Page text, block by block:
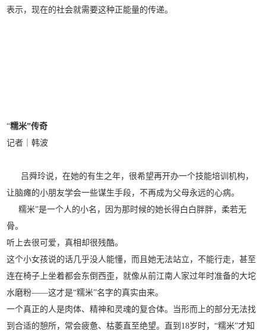
表示，现在的社会就需要这种正能量的传递。
“糯米”传奇
记者｜韩波
吕舜玲说，在她的有生之年，很希望再开办一个技能培训机构，
让脑瘫的小朋友学会一些谋生手段，不再成为父母永远的心病。
糯米”是一个人的小名，因为那时候的她长得白白胖胖，柔若无
骨。
听上去很可爱，真相却很残酷。
这个小女孩说的话几乎没人能懂，而且她无法站立，不能行走，甚至
连在椅子上坐着都会东倒西歪，就像从前江南人家过年时准备的大坨
水磨粉——这才是“糯米”名字的真实由来。
一个真正的人是肉体、精神和灵魂的复合体。当形而上的部分无法找
到合适的憩所，常会疲惫、枯萎直至绝望。直到18岁时，“糯米”才知